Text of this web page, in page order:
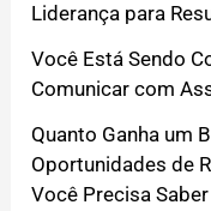
Liderança para
Você Está Sendo
Comunicar com
Quanto Ganha um
Oportunidades de
Você Precisa Saber